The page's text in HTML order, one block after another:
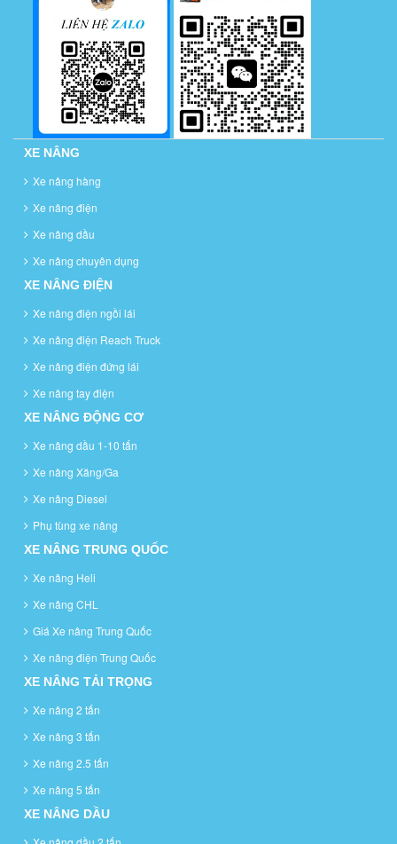
XE NÂNG
Xe nâng hàng
Xe nâng điện
Xe nâng dầu
Xe nâng chuyên dụng
XE NÂNG ĐIỆN
Xe nâng điện ngồi lái
Xe nâng điện Reach Truck
Xe nâng điện đứng lái
Xe nâng tay điện
XE NÂNG ĐỘNG CƠ
Xe nâng dầu 1-10 tấn
Xe nâng Xăng/Ga
Xe nâng Diesel
Phụ tùng xe nâng
XE NÂNG TRUNG QUỐC
Xe nâng Heli
Xe nâng CHL
Giá Xe nâng Trung Quốc
Xe nâng điện Trung Quốc
XE NÂNG TẢI TRỌNG
Xe nâng 2 tấn
Xe nâng 3 tấn
Xe nâng 2.5 tấn
Xe nâng 5 tấn
XE NÂNG DẦU